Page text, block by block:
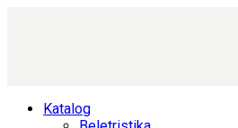
Katalog